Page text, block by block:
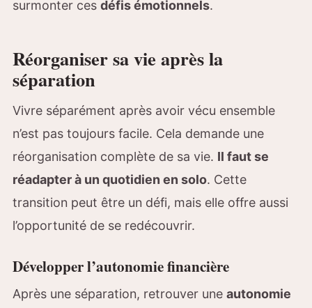
surmonter ces défis émotionnels.
Réorganiser sa vie après la
séparation
Vivre séparément après avoir vécu ensemble
n’est pas toujours facile. Cela demande une
réorganisation complète de sa vie. Il faut se
réadapter à un quotidien en solo. Cette
transition peut être un défi, mais elle offre aussi
l’opportunité de se redécouvrir.
Développer l’autonomie financière
Après une séparation, retrouver une autonomie